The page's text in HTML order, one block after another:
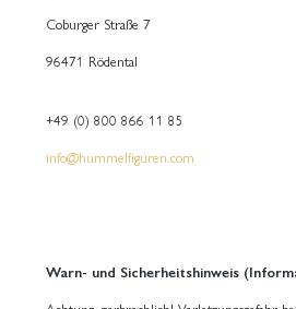
Coburger Straße 7
96471 Rödental
+49 (0) 800 866 11 85
info@hummelfiguren.com
Warn- und Sicherheitshinweis